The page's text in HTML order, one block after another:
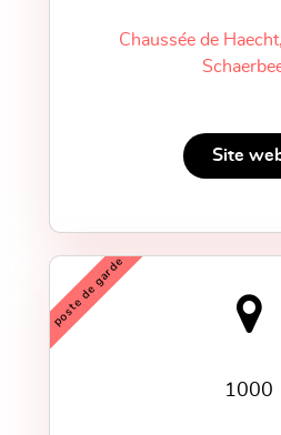
Chaussée de
Site
poste de garde
1000